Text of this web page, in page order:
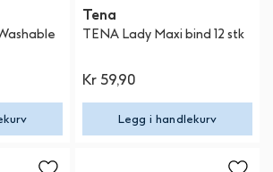
Tena
TENA Lady Maxi bind 12 stk
Kr 59,90
Legg i handlekurv